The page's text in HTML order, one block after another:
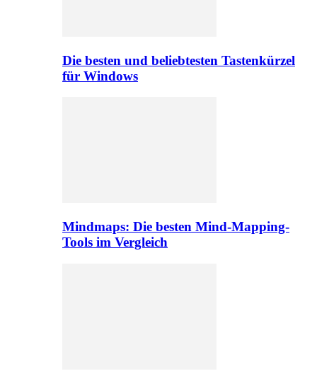
Die besten und beliebtesten Tastenkürzel
für Windows
Mindmaps: Die besten Mind-Mapping-
Tools im Vergleich